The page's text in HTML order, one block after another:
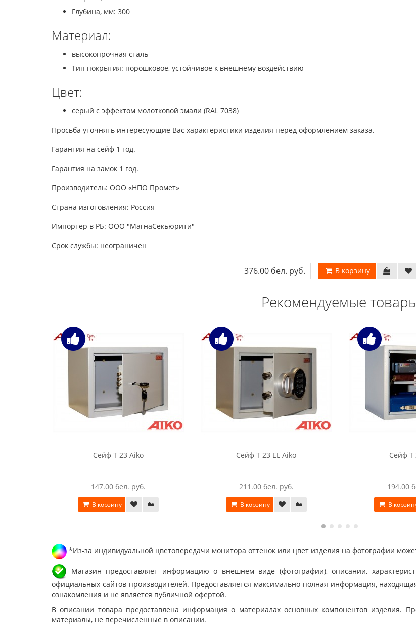
Глубина, мм: 300
Материал:
высокопрочная сталь
Тип покрытия: порошковое, устойчивое к внешнему воздействию
Цвет:
серый с эффектом молотковой эмали (RAL 7038)
Просьба уточнять интересующие Вас характеристики изделия перед оформлением заказа.
Гарантия на сейф 1 год.
Гарантия на замок 1 год.
Производитель: ООО «НПО Промет»
Страна изготовления: Россия
Импортер в РБ: ООО "МагнаСекьюрити"
Срок службы: неограничен
376.00 бел. руб. В корзину
Рекомендуемые
Сейф T 23 Aiko
147.00 бел. руб.
В корзину
Сейф T 23 EL Aiko
211.00 бел. руб.
В корзину
Сейф T
194.00
В
*Из-за индивидуальной цветопередачи монитора оттенок или цвет изделия на фотографии
Магазин предоставляет информацию о внешнем виде (фотографии), описании,
официальных сайтов производителей. Предоставляется максимально полная информация,
ознакомления и не является публичной офертой.
В описании товара предоставлена информация о материалах основных компонентов изделия.
материалы, не перечисленные в описании.